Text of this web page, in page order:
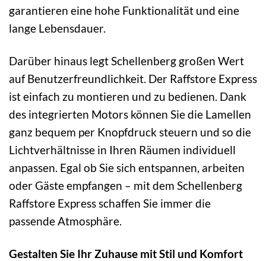
garantieren eine hohe Funktionalität und eine
lange Lebensdauer.
Darüber hinaus legt Schellenberg großen Wert
auf Benutzerfreundlichkeit. Der Raffstore Express
ist einfach zu montieren und zu bedienen. Dank
des integrierten Motors können Sie die Lamellen
ganz bequem per Knopfdruck steuern und so die
Lichtverhältnisse in Ihren Räumen individuell
anpassen. Egal ob Sie sich entspannen, arbeiten
oder Gäste empfangen – mit dem Schellenberg
Raffstore Express schaffen Sie immer die
passende Atmosphäre.
Gestalten Sie Ihr Zuhause mit Stil und Komfort